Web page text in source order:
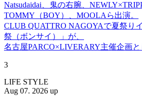
Natsudaidai、鬼の右腕、
TOMMY（BOY）、MOOLAら出演。
CLUB QUATTRO NAGOYAで夏祭り
祭（ボンサイ）」が、
名古屋PARCO×LIVERARY主催企画と
3
LIFE STYLE
Aug 07. 2026 up